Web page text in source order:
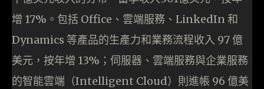
增 17%。包括 Office、雲端服務、LinkedIn 和
Dynamics 等產品的生產力和業務流程收入 97 億
美元，按年增 13%；伺服器、雲端服務與企業服務
的智能雲端（Intelligent Cloud）則進帳 96 億美